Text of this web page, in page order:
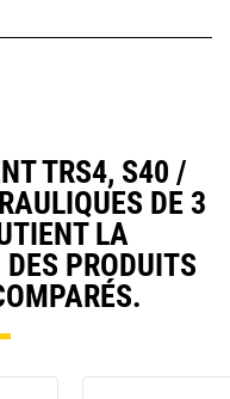
TRS4, S40 /
DE 3
LA
PRODUITS